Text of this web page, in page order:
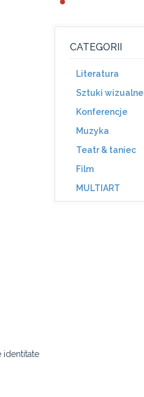
identitate
CATEGORII
Literatura
Sztuki wizualne
Konferencje
Muzyka
Teatr & taniec
Film
MULTIART